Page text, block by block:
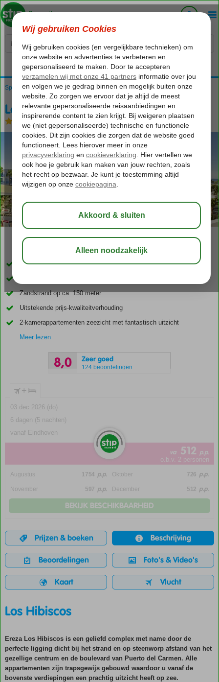
Voelt als thuiskomen...
Spanje Canarische Eilanden Lanzarote Puerto del Carmen Los Hibiscos
Los Hibiscos
Halfpension Appartement
aug 28°C
Uitstekende vakantiedeal!
Zandstrand op ca. 150 meter
Uitstekende prijs-kwaliteitverhouding
2-kamerappartementen zeezicht met fantastisch uitzicht
Meer lezen
8,0 Zeer goed
124 beoordelingen
+
03 dec 2026 (do)
6 dagen (5 nachten)
vanaf Eindhoven
va 512 p.p.
o.b.v. 2 personen
Augustus 1754 p.p. Oktober 726 p.p.
November 597 p.p. December 512 p.p.
BEKIJK BESCHIKBAARHEID
Prijzen & boeken Beschrijving
Beoordelingen Foto's & Video's
Kaart Vlucht
Los Hibiscos
Ereza Los Hibiscos is een geliefd complex met name door de
perfecte ligging dicht bij het strand en op steenworp afstand van het
gezellige centrum en de boulevard van Puerto del Carmen. Alle
appartementen zijn trapsgewijs gebouwd waardoor u vanaf de
bovenste verdiepingen een prachtig uitzicht heeft op zee.